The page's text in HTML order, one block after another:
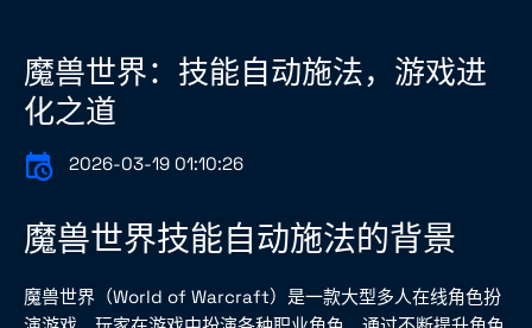
魔兽世界：技能自动施法，游戏进
化之道
2026-03-19 01:10:26
魔兽世界技能自动施法的背景
魔兽世界（World of Warcraft）是一款大型多人在线角色扮